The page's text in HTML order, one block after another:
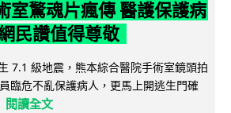
室驚魂片瘋傳 醫護保護病
民讚值得尊敬
7.1 級地震，熊本綜合醫院手術室鏡頭拍
臨危不亂保護病人，更馬上開逃生門確
閱讀全文